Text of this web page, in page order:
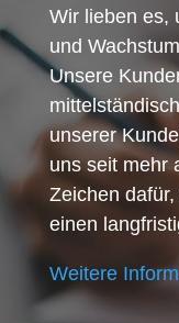
Wir lieben es,
und
Unsere
unserer
uns seit mehr
Zeichen
einen
Weitere